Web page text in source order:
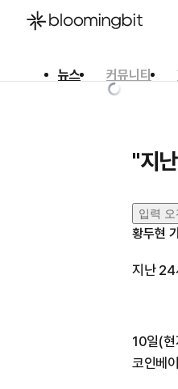
뉴스 커뮤니티
"지
입력
황두현
지난 24
10일(
코인베